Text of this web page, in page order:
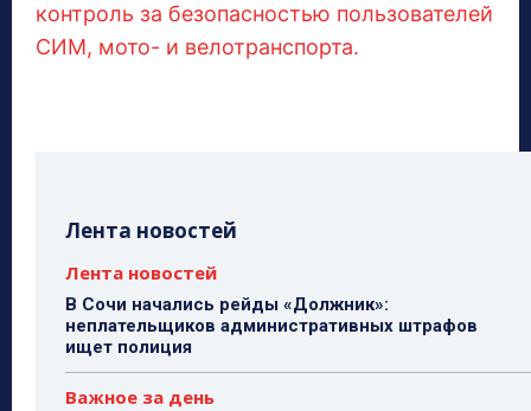
контроль за безопасностью пользователей
СИМ, мото- и велотранспорта.
Лента новостей
Лента новостей
В Сочи начались рейды «Должник»:
неплательщиков административных штрафов
ищет полиция
Важное за день